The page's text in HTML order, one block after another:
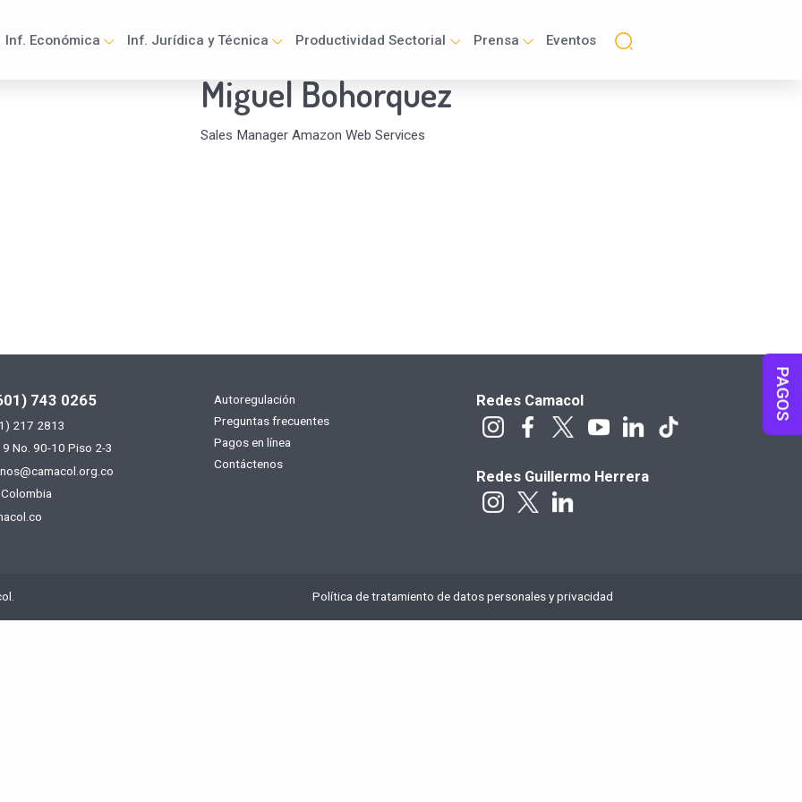
Inf. Económica Inf. Jurídica y Técnica Productividad Sectorial Prensa Eventos
Miguel Bohorquez
Sales Manager Amazon Web Services
PAGOS
743 0265
217 2813
No. 90-10 Piso 2-3
Menú
footer
Autoregulación
Preguntas frecuentes
Pagos en línea
Contáctenos
Redes Camacol
Redes Guillermo Herrera
Política de tratamiento de datos personales y privacidad